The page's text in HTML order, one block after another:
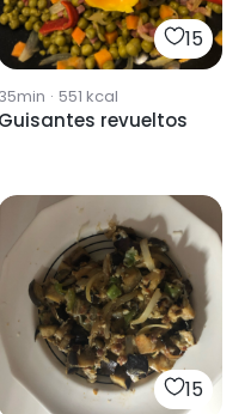
15
35min · 551 kcal
Guisantes revueltos
15